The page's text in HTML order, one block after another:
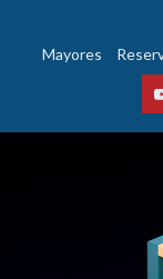
contenido
Mayores